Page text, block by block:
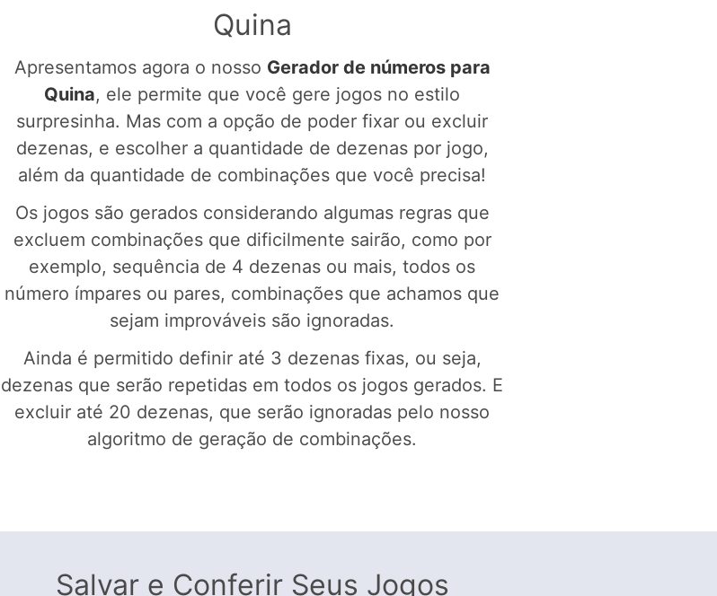
Quina
Apresentamos agora o nosso Gerador de números para
Quina, ele permite que você gere jogos no estilo
surpresinha. Mas com a opção de poder fixar ou excluir
dezenas, e escolher a quantidade de dezenas por jogo,
além da quantidade de combinações que você precisa!
Os jogos são gerados considerando algumas regras que
excluem combinações que dificilmente sairão, como por
exemplo, sequência de 4 dezenas ou mais, todos os
número ímpares ou pares, combinações que achamos que
sejam improváveis são ignoradas.
Ainda é permitido definir até 3 dezenas fixas, ou seja,
dezenas que serão repetidas em todos os jogos gerados. E
excluir até 20 dezenas, que serão ignoradas pelo nosso
algoritmo de geração de combinações.
Salvar e Conferir Seus Jogos